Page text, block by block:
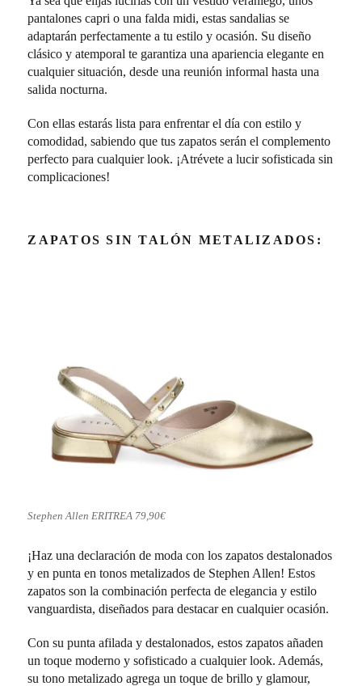
pantalones capri o una falda midi, estas sandalias se
adaptarán perfectamente a tu estilo y ocasión. Su diseño
clásico y atemporal te garantiza una apariencia elegante en
cualquier situación, desde una reunión informal hasta una
salida nocturna.
Con ellas estarás lista para enfrentar el día con estilo y
comodidad, sabiendo que tus zapatos serán el complemento
perfecto para cualquier look. ¡Atrévete a lucir sofisticada sin
complicaciones!
ZAPATOS SIN TALÓN METALIZADOS:
Stephen Allen ERITREA 79,90€
¡Haz una declaración de moda con los zapatos destalonados
y en punta en tonos metalizados de Stephen Allen! Estos
zapatos son la combinación perfecta de elegancia y estilo
vanguardista, diseñados para destacar en cualquier ocasión.
Con su punta afilada y destalonados, estos zapatos añaden
un toque moderno y sofisticado a cualquier look. Además,
su tono metalizado agrega un toque de brillo y glamour,